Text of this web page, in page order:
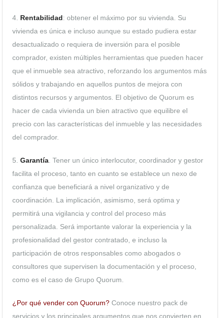
4. Rentabilidad: obtener el máximo por su vivienda. Su
vivienda es única e incluso aunque su estado pudiera estar
desactualizado o requiera de inversión para el posible
comprador, existen múltiples herramientas que pueden hacer
que el inmueble sea atractivo, reforzando los argumentos más
sólidos y trabajando en aquellos puntos de mejora con
distintos recursos y argumentos. El objetivo de Quorum es
hacer de cada vivienda un bien atractivo que equilibre el
precio con las características del inmueble y las necesidades
del comprador.
5. Garantía . Tener un único interlocutor, coordinador y gestor
facilita el proceso, tanto en cuanto se establece un nexo de
confianza que beneficiará a nivel organizativo y de
coordinación. La implicación, asimismo, será optima y
permitirá una vigilancia y control del proceso más
personalizada. Será importante valorar la experiencia y la
profesionalidad del gestor contratado, e incluso la
participación de otros responsables como abogados o
consultores que supervisen la documentación y el proceso,
como es el caso de Grupo Quorum.
¿Por qué vender con Quorum? Conoce nuestro pack de
servicios y los principales argumentos que nos convierten en